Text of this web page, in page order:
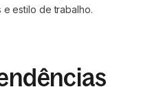
estilo de trabalho.